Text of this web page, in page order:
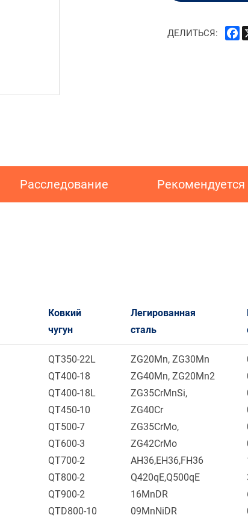
ДЕЛИТЬСЯ:
Расследование
Ковкий
чугун
Легированная
сталь
QT350-22L
QT400-18
QT400-18L
QT450-10
QT500-7
QT600-3
QT700-2
QT800-2
QT900-2
QTD800-10
ZG20Mn, ZG30Mn
ZG40Mn, ZG20Mn2
ZG35CrMnSi,
ZG40Cr
ZG35CrMo,
ZG42CrMo
AH36,EH36,FH36
Q420qE,Q500qE
16MnDR
09MnNiDR